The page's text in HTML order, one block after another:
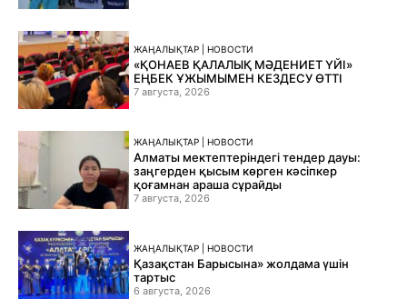
ЖАҢАЛЫҚТАР | НОВОСТИ
«ҚОНАЕВ ҚАЛАЛЫҚ МӘДЕНИЕТ ҮЙІ»
ЕҢБЕК ҰЖЫМЫМЕН КЕЗДЕСУ ӨТТІ
7 августа, 2026
ЖАҢАЛЫҚТАР | НОВОСТИ
Алматы мектептеріндегі тендер дауы:
заңгерден қысым көрген кәсіпкер
қоғамнан араша сұрайды
7 августа, 2026
ЖАҢАЛЫҚТАР | НОВОСТИ
Қазақстан Барысына» жолдама үшін
тартыс
6 августа, 2026